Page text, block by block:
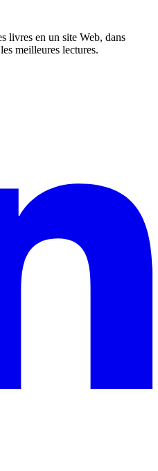
livres en un site Web, dans
meilleures lectures.